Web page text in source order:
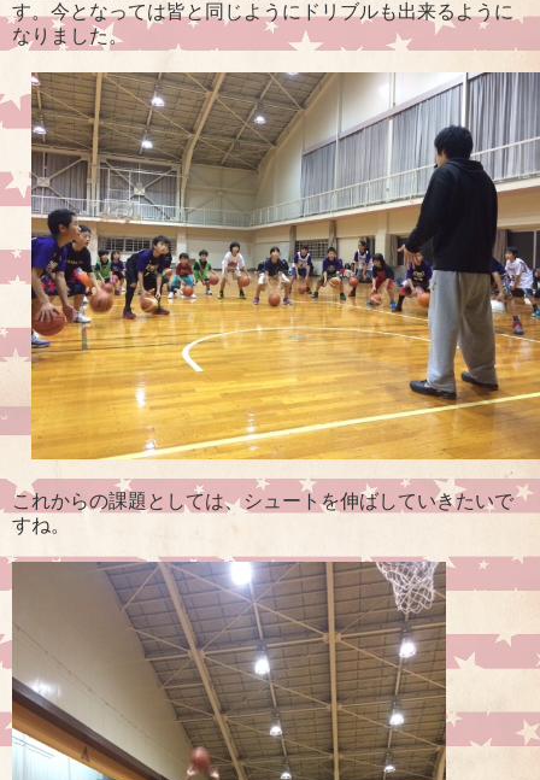
す。今となっては皆と同じようにドリブルも出来るように
なりました。
これからの課題としては、シュートを伸ばしていきたいで
すね。